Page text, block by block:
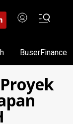
BuserFinance